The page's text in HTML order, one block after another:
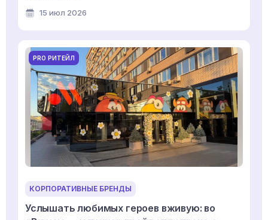
15 июл 2026
PRO РИТЕЙЛ
КОРПОРАТИВНЫЕ БРЕНДЫ
Услышать любимых героев вживую: во